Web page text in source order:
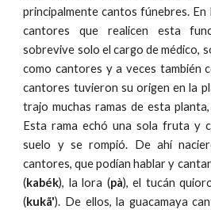
principalmente cantos fúnebres.
cantores que realicen esta
sobrevive solo el cargo de médico,
como cantores y a veces también
cantores tuvieron su origen en la
trajo muchas ramas de esta
Esta rama echó una sola fruta y
suelo y se rompió. De ahí
cantores, que podían hablar y
(kabék), la lora (pà), el tucán
(kukã'). De ellos, la guacamaya